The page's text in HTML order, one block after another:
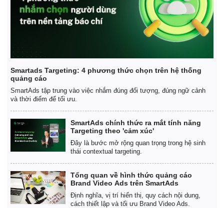
Kinh tế
Khởi nghiệp
Tiêu dùng
Chứng khoán
Smartads Targeting: 4 phương thức chọn trên hệ thống
quảng cáo
SmartAds tập trung vào việc nhắm đúng đối tượng, đúng ngữ cảnh
và thời điểm để tối ưu.
SmartAds chính thức ra mắt tính năng
Targeting theo 'cảm xúc'
Đây là bước mở rộng quan trọng trong hệ sinh
thái contextual targeting.
Tổng quan về hình thức quảng cáo
Brand Video Ads trên SmartAds
Định nghĩa, vị trí hiển thị, quy cách nội dung,
cách thiết lập và tối ưu Brand Video Ads.